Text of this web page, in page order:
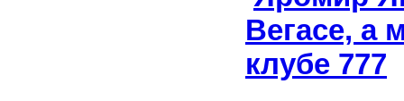
Вегасе, а
клубе 777